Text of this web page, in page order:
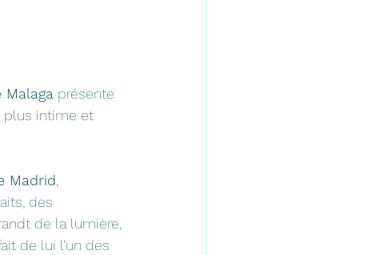
Malaga présente
plus intime et
Madrid,
des
de la lumière,
de lui l’un des